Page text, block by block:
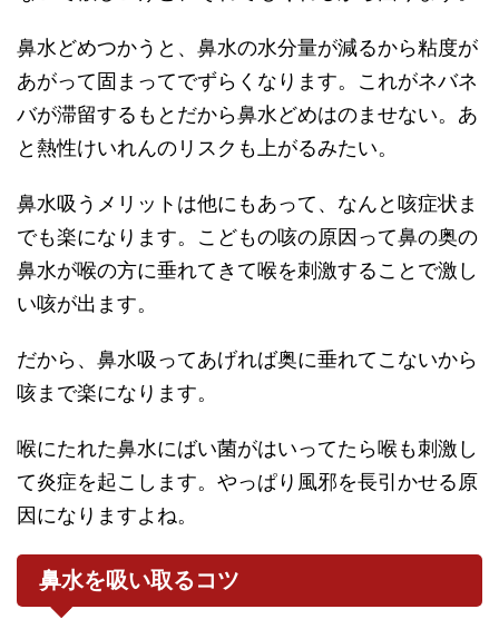
鼻水どめつかうと、鼻水の水分量が減るから粘度が
あがって固まってでずらくなります。これがネバネ
バが滞留するもとだから鼻水どめはのませない。あ
と熱性けいれんのリスクも上がるみたい。
鼻水吸うメリットは他にもあって、なんと咳症状ま
でも楽になります。こどもの咳の原因って鼻の奥の
鼻水が喉の方に垂れてきて喉を刺激することで激し
い咳が出ます。
だから、鼻水吸ってあげれば奥に垂れてこないから
咳まで楽になります。
喉にたれた鼻水にばい菌がはいってたら喉も刺激し
て炎症を起こします。やっぱり風邪を長引かせる原
因になりますよね。
鼻水を吸い取るコツ